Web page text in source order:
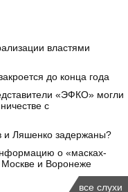
властями
до конца года
«ЭФКО» могли
с
Ляшенко задержаны?
о «масках-
и Воронеже
все слухи